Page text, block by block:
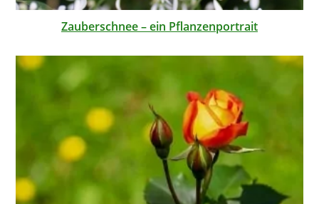
Zauberschnee – ein Pflanzenportrait